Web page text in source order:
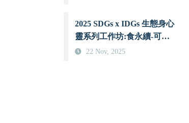
2025 SDGs x IDGs 生態身心
靈系列工作坊:食永續-可可
傳送愛22 Nov, 2025